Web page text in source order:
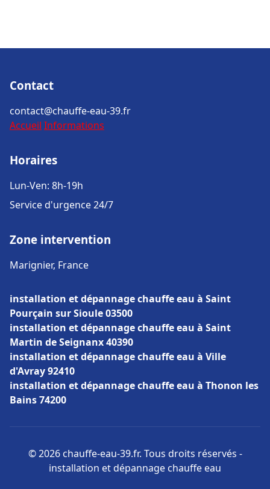
Contact
contact@chauffe-eau-39.fr
Accueil Informations
Horaires
Lun-Ven: 8h-19h
Service d'urgence 24/7
Zone intervention
Marignier, France
installation et dépannage chauffe eau à Saint
Pourçain sur Sioule 03500
installation et dépannage chauffe eau à Saint
Martin de Seignanx 40390
installation et dépannage chauffe eau à Ville
d'Avray 92410
installation et dépannage chauffe eau à Thonon les
Bains 74200
© 2026 chauffe-eau-39.fr. Tous droits réservés -
installation et dépannage chauffe eau